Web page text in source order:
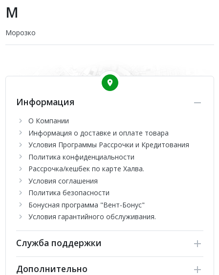
М
Морозко
Информация
О Компании
Информация о доставке и оплате товара
Условия Программы Рассрочки и Кредитования
Политика конфиденциальности
Рассрочка/кешбек по карте Халва.
Условия соглашения
Политика безопасности
Бонусная программа "Вент-Бонус"
Условия гарантийного обслуживания.
Служба поддержки
Дополнительно